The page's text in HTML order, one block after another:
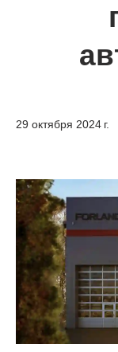
29 октября 2024 г.